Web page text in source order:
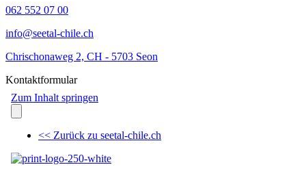
062 552 07 00
info@seetal-chile.ch
Chrischonaweg 2, CH - 5703 Seon
Kontaktformular